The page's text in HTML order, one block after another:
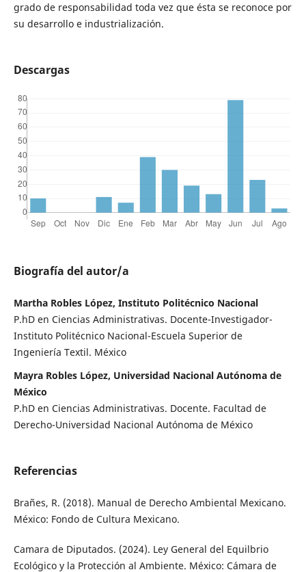
grado de responsabilidad toda vez que ésta se reconoce por
su desarrollo e industrialización.
Descargas
Biografía del autor/a
Martha Robles López, Instituto Politécnico Nacional
P.hD en Ciencias Administrativas. Docente-Investigador-
Instituto Politécnico Nacional-Escuela Superior de
Ingeniería Textil. México
Mayra Robles López, Universidad Nacional Autónoma de
México
P.hD en Ciencias Administrativas. Docente. Facultad de
Derecho-Universidad Nacional Autónoma de México
Referencias
Brañes, R. (2018). Manual de Derecho Ambiental Mexicano.
México: Fondo de Cultura Mexicano.
Camara de Diputados. (2024). Ley General del Equilbrio
Ecológico y la Protección al Ambiente. México: Cámara de